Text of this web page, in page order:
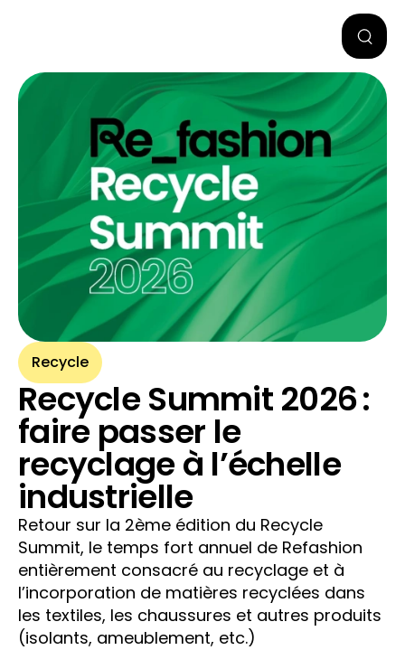
Recycle
Recycle Summit 2026 :
faire passer le
recyclage à l’échelle
industrielle
Retour sur la 2ème édition du Recycle
Summit, le temps fort annuel de Refashion
entièrement consacré au recyclage et à
l’incorporation de matières recyclées dans
les textiles, les chaussures et autres produits
(isolants, ameublement, etc.)